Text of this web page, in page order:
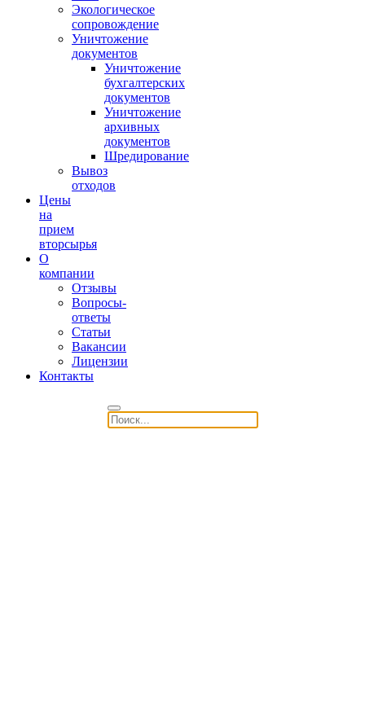
Экологическое
сопровождение
Уничтожение
документов
Уничтожение
бухгалтерских
документов
Уничтожение
архивных
документов
Шредирование
Вывоз
отходов
Цены
на
прием
вторсырья
О
компании
Отзывы
Вопросы-
ответы
Статьи
Вакансии
Лицензии
Контакты